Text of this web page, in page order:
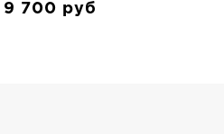
9 700 руб